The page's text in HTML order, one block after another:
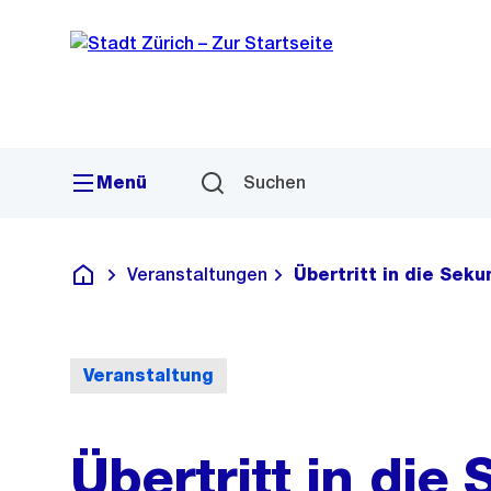
Navigation
Sprunglink
Menü Suchen
Deutsch
Veranstaltungen Übertritt in die
Veranstaltung
Übertritt in die